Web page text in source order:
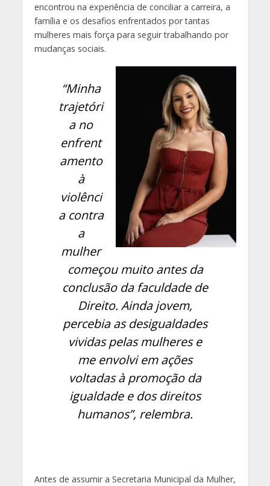
encontrou na experiência de conciliar a carreira, a
família e os desafios enfrentados por tantas
mulheres mais força para seguir trabalhando por
mudanças sociais.
“Minha
trajetóri
a no
enfrent
amento
à
violênci
a contra
a
mulher
começou muito antes da
conclusão da faculdade de
Direito. Ainda jovem,
percebia as desigualdades
vividas pelas mulheres e
me envolvi em ações
voltadas à promoção da
igualdade e dos direitos
humanos”, relembra.
Antes de assumir a Secretaria Municipal da Mulher,